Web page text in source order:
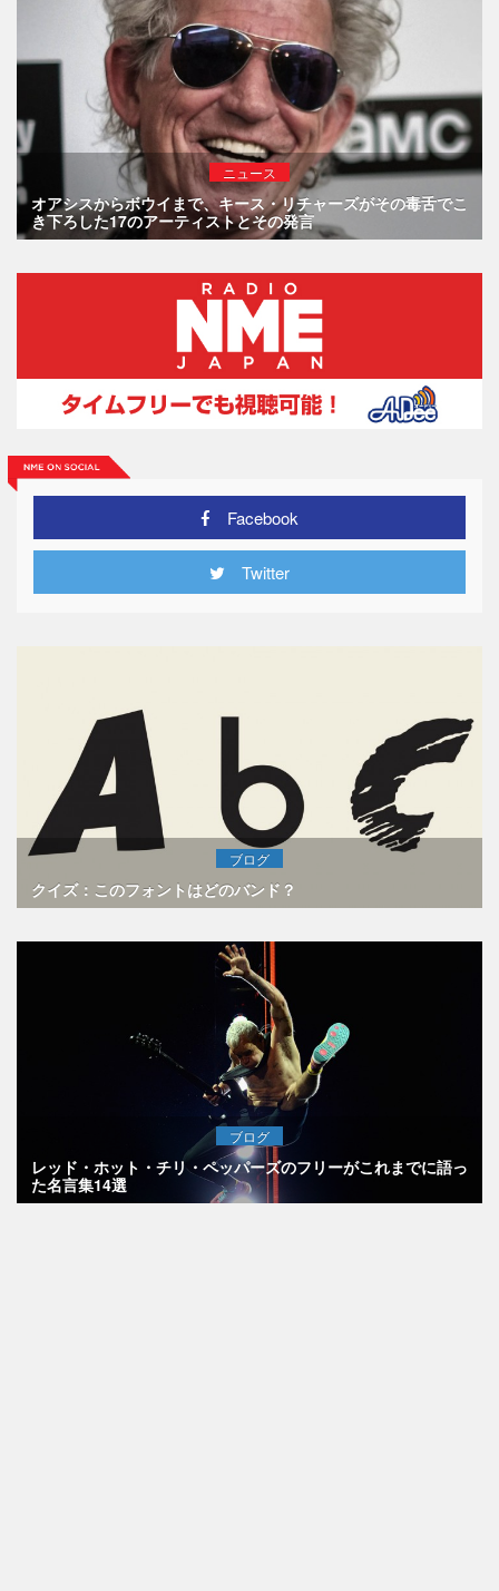
ニュース
オアシスからボウイまで、キース・リチャーズがその毒舌でこ
き下ろした17のアーティストとその発言
Facebook
Twitter
ブログ
クイズ：このフォントはどのバンド？
ブログ
レッド・ホット・チリ・ペッパーズのフリーがこれまでに語っ
た名言集14選